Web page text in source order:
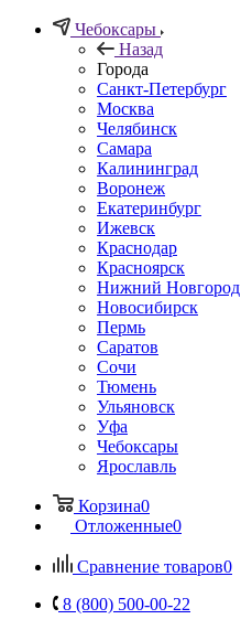
Чебоксары
Назад
Города
Санкт-Петербург
Москва
Челябинск
Самара
Калининград
Воронеж
Екатеринбург
Ижевск
Краснодар
Красноярск
Нижний Новгород
Новосибирск
Пермь
Саратов
Сочи
Тюмень
Ульяновск
Уфа
Чебоксары
Ярославль
Корзина0
Отложенные0
Сравнение товаров0
8 (800) 500-00-22